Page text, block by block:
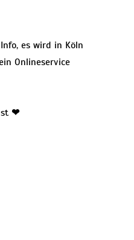
es wird in Köln
Onlineservice
❤